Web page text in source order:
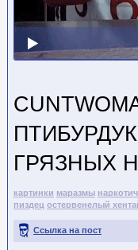
ГРЯЗНЫХ
картинки маразмы
пиздец остервенелый
Ссылка на пост